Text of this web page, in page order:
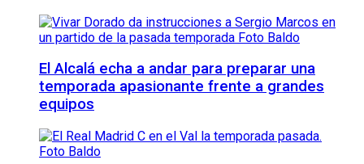
El Alcalá echa a andar para preparar una
temporada apasionante frente a grandes
equipos